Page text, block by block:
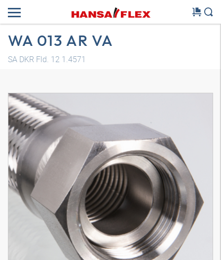
WA 013 AR VA
SA DKR Fld. 12 1.4571